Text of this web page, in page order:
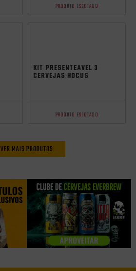
PRODUTO ESGOTADO
KIT PRESENTEÁVEL 3
CERVEJAS HOCUS
PRODUTO ESGOTADO
VER MAIS PRODUTOS